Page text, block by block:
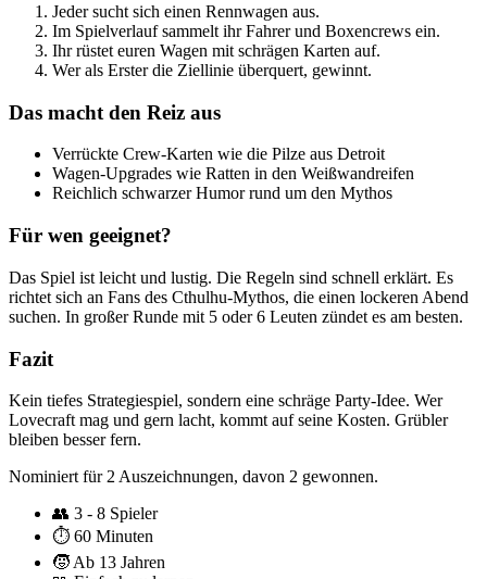
Jeder sucht sich einen Rennwagen aus.
Im Spielverlauf sammelt ihr Fahrer und Boxencrews ein.
Ihr rüstet euren Wagen mit schrägen Karten auf.
Wer als Erster die Ziellinie überquert, gewinnt.
Das macht den Reiz aus
Verrückte Crew-Karten wie die Pilze aus Detroit
Wagen-Upgrades wie Ratten in den Weißwandreifen
Reichlich schwarzer Humor rund um den Mythos
Für wen geeignet?
Das Spiel ist leicht und lustig. Die Regeln sind schnell erklärt. Es
richtet sich an Fans des Cthulhu-Mythos, die einen lockeren Abend
suchen. In großer Runde mit 5 oder 6 Leuten zündet es am besten.
Fazit
Kein tiefes Strategiespiel, sondern eine schräge Party-Idee. Wer
Lovecraft mag und gern lacht, kommt auf seine Kosten. Grübler
bleiben besser fern.
Nominiert für 2 Auszeichnungen, davon 2 gewonnen.
👥 3 - 8 Spieler
⏱️ 60 Minuten
🧒 Ab 13 Jahren